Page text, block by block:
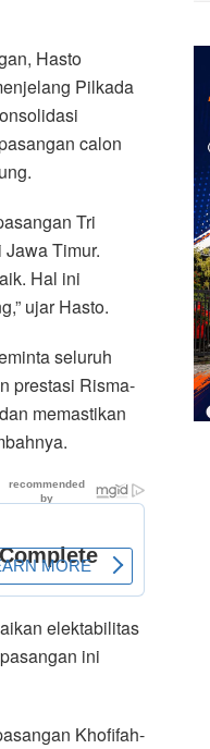
Hasto
Pilkada
calon
Tri
Timur.
Hal ini
ujar Hasto.
seluruh
prestasi Risma-
memastikan
elektabilitas
ini
Khofifah-